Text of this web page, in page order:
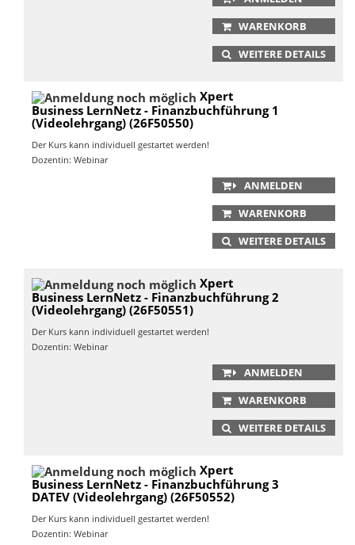
WARENKORB
WEITERE DETAILS
Xpert
Business LernNetz - Finanzbuchführung 1
(Videolehrgang) (26F50550)
Der Kurs kann individuell gestartet werden!
Dozentin: Webinar
ANMELDEN
WARENKORB
WEITERE DETAILS
Xpert
Business LernNetz - Finanzbuchführung 2
(Videolehrgang) (26F50551)
Der Kurs kann individuell gestartet werden!
Dozentin: Webinar
ANMELDEN
WARENKORB
WEITERE DETAILS
Xpert
Business LernNetz - Finanzbuchführung 3
DATEV (Videolehrgang) (26F50552)
Der Kurs kann individuell gestartet werden!
Dozentin: Webinar